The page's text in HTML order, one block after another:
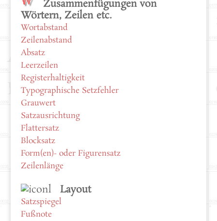
Zusammenfügungen von
Wörtern, Zeilen etc.
Wortabstand
Zeilenabstand
Absatz
Leerzeilen
Registerhaltigkeit
Typographische Setzfehler
Grauwert
Satzausrichtung
Flattersatz
Blocksatz
Form(en)- oder Figurensatz
Zeilenlänge
Layout
Satzspiegel
Fußnote